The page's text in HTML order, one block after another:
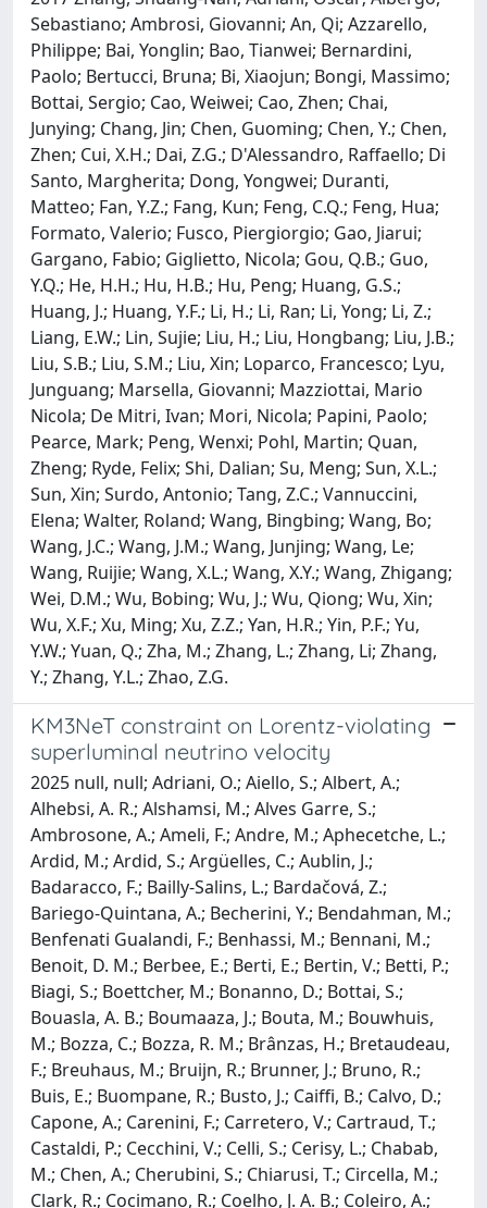
Sebastiano; Ambrosi, Giovanni; An, Qi; Azzarello,
Philippe; Bai, Yonglin; Bao, Tianwei; Bernardini,
Paolo; Bertucci, Bruna; Bi, Xiaojun; Bongi, Massimo;
Bottai, Sergio; Cao, Weiwei; Cao, Zhen; Chai,
Junying; Chang, Jin; Chen, Guoming; Chen, Y.; Chen,
Zhen; Cui, X.H.; Dai, Z.G.; D'Alessandro, Raffaello; Di
Santo, Margherita; Dong, Yongwei; Duranti,
Matteo; Fan, Y.Z.; Fang, Kun; Feng, C.Q.; Feng, Hua;
Formato, Valerio; Fusco, Piergiorgio; Gao, Jiarui;
Gargano, Fabio; Giglietto, Nicola; Gou, Q.B.; Guo,
Y.Q.; He, H.H.; Hu, H.B.; Hu, Peng; Huang, G.S.;
Huang, J.; Huang, Y.F.; Li, H.; Li, Ran; Li, Yong; Li, Z.;
Liang, E.W.; Lin, Sujie; Liu, H.; Liu, Hongbang; Liu, J.B.;
Liu, S.B.; Liu, S.M.; Liu, Xin; Loparco, Francesco; Lyu,
Junguang; Marsella, Giovanni; Mazziottai, Mario
Nicola; De Mitri, Ivan; Mori, Nicola; Papini, Paolo;
Pearce, Mark; Peng, Wenxi; Pohl, Martin; Quan,
Zheng; Ryde, Felix; Shi, Dalian; Su, Meng; Sun, X.L.;
Sun, Xin; Surdo, Antonio; Tang, Z.C.; Vannuccini,
Elena; Walter, Roland; Wang, Bingbing; Wang, Bo;
Wang, J.C.; Wang, J.M.; Wang, Junjing; Wang, Le;
Wang, Ruijie; Wang, X.L.; Wang, X.Y.; Wang, Zhigang;
Wei, D.M.; Wu, Bobing; Wu, J.; Wu, Qiong; Wu, Xin;
Wu, X.F.; Xu, Ming; Xu, Z.Z.; Yan, H.R.; Yin, P.F.; Yu,
Y.W.; Yuan, Q.; Zha, M.; Zhang, L.; Zhang, Li; Zhang,
Y.; Zhang, Y.L.; Zhao, Z.G.
KM3NeT constraint on Lorentz-violating
superluminal neutrino velocity
2025 null, null; Adriani, O.; Aiello, S.; Albert, A.;
Alhebsi, A. R.; Alshamsi, M.; Alves Garre, S.;
Ambrosone, A.; Ameli, F.; Andre, M.; Aphecetche, L.;
Ardid, M.; Ardid, S.; Argüelles, C.; Aublin, J.;
Badaracco, F.; Bailly-Salins, L.; Bardačová, Z.;
Bariego-Quintana, A.; Becherini, Y.; Bendahman, M.;
Benfenati Gualandi, F.; Benhassi, M.; Bennani, M.;
Benoit, D. M.; Berbee, E.; Berti, E.; Bertin, V.; Betti, P.;
Biagi, S.; Boettcher, M.; Bonanno, D.; Bottai, S.;
Bouasla, A. B.; Boumaaza, J.; Bouta, M.; Bouwhuis,
M.; Bozza, C.; Bozza, R. M.; Brânzas, H.; Bretaudeau,
F.; Breuhaus, M.; Bruijn, R.; Brunner, J.; Bruno, R.;
Buis, E.; Buompane, R.; Busto, J.; Caiffi, B.; Calvo, D.;
Capone, A.; Carenini, F.; Carretero, V.; Cartraud, T.;
Castaldi, P.; Cecchini, V.; Celli, S.; Cerisy, L.; Chabab,
M.; Chen, A.; Cherubini, S.; Chiarusi, T.; Circella, M.;
Clark, R.; Cocimano, R.; Coelho, J. A. B.; Coleiro, A.;